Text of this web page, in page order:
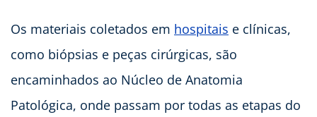
Os materiais coletados em hospitais e clínicas,
como biópsias e peças cirúrgicas, são
encaminhados ao Núcleo de Anatomia
Patológica, onde passam por todas as etapas do